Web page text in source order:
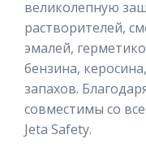
великолепную
растворителей,
эмалей,
бензина,
запахов.
совместимы со
Jeta Safety.